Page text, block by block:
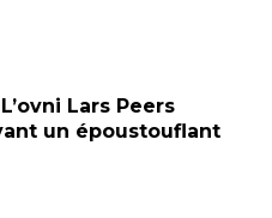
Lars Peers
un époustouflant